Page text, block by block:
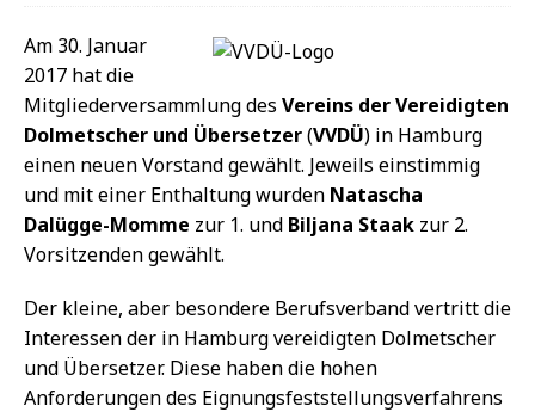
Am 30. Januar
2017 hat die
Mitgliederversammlung des Vereins der Vereidigten
Dolmetscher und Übersetzer(VVDÜ) in Hamburg
einen neuen Vorstand gewählt. Jeweils einstimmig
und mit einer Enthaltung wurden Natascha
Dalügge-Momme zur 1. und Biljana Staak zur 2.
Vorsitzenden gewählt.
Der kleine, aber besondere Berufsverband vertritt die
Interessen der in Hamburg vereidigten Dolmetscher
und Übersetzer. Diese haben die hohen
Anforderungen des Eignungsfeststellungsverfahrens